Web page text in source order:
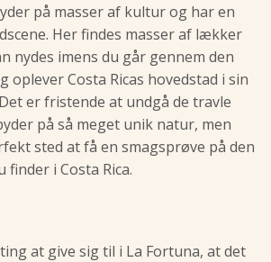
på masser af kultur og har en
Her findes masser af lækker
nydes imens du går gennem den
oplever Costa Ricas hovedstad i sin
er fristende at undgå de travle
på så meget unik natur, men
sted at få en smagsprøve på den
finder i Costa Rica.
at give sig til i La Fortuna, at det